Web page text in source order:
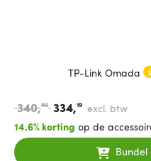
TP-Link Omada
340,90 334,19
excl. btw
14.6% korting op de